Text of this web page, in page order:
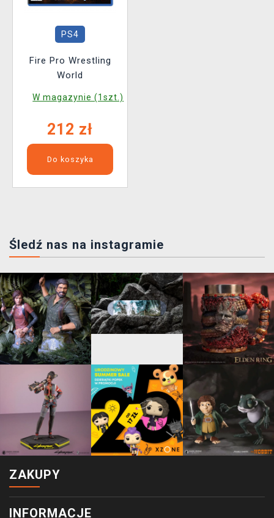
PS4
Fire Pro Wrestling
World
W magazynie (1szt.)
212 zł
Do koszyka
Śledź nas na instagramie
ZAKUPY
INFORMACJE